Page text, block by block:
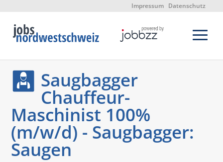
Impressum Datenschutz
Saugbagger
Chauffeur-
Maschinist 100%
(m/w/d) - Saugbagger:
Saugen